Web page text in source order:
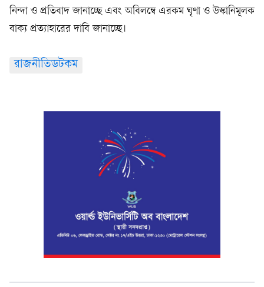
নিন্দা ও প্রতিবাদ জানাচ্ছে এবং অবিলম্বে এরকম ঘৃণা ও উস্কানিমূলক
বাক্য প্রত্যাহারের দাবি জানাচ্ছে।
রাজনীতিডটকম